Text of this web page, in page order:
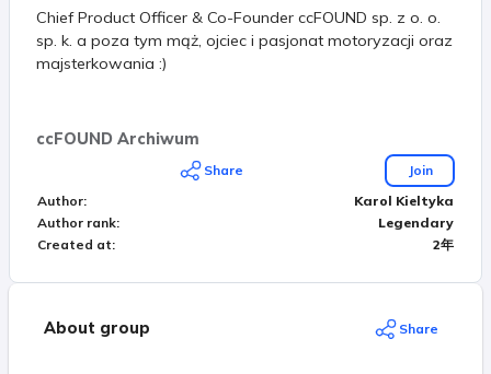
Chief Product Officer & Co-Founder ccFOUND sp. z o. o.
sp. k. a poza tym mąż, ojciec i pasjonat motoryzacji oraz
majsterkowania :)
ccFOUND Archiwum
Share
Join
Author:
Karol Kieltyka
Author rank:
Legendary
Created at: 2年
About group Share